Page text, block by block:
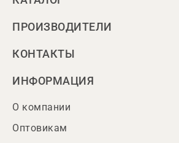
ПРОИЗВОДИТЕЛИ
КОНТАКТЫ
ИНФОРМАЦИЯ
О компании
Оптовикам